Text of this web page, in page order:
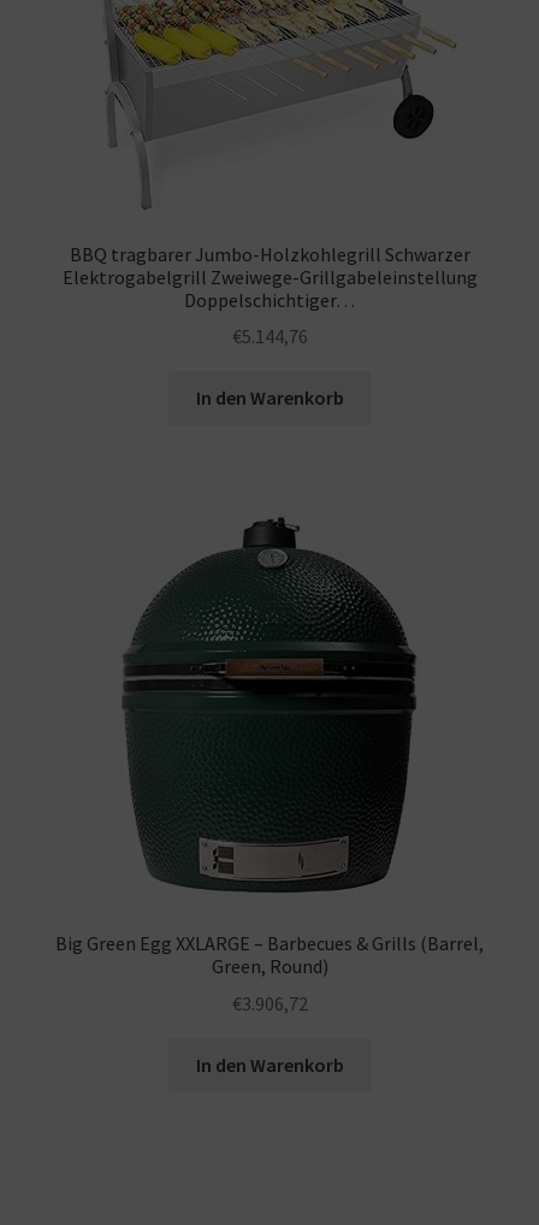
BBQ tragbarer Jumbo-Holzkohlegrill Schwarzer
Elektrogabelgrill Zweiwege-Grillgabeleinstellung
Doppelschichtiger…
€5.144,76
In den Warenkorb
Big Green Egg XXLARGE – Barbecues & Grills (Barrel,
Green, Round)
€3.906,72
In den Warenkorb